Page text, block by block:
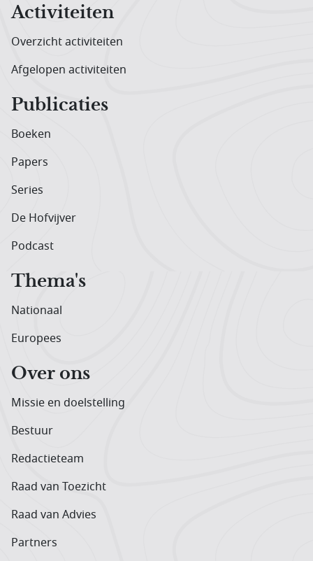
Activiteiten
Overzicht activiteiten
Afgelopen activiteiten
Publicaties
Boeken
Papers
Series
De Hofvijver
Podcast
Thema's
Nationaal
Europees
Over ons
Missie en doelstelling
Bestuur
Redactieteam
Raad van Toezicht
Raad van Advies
Partners